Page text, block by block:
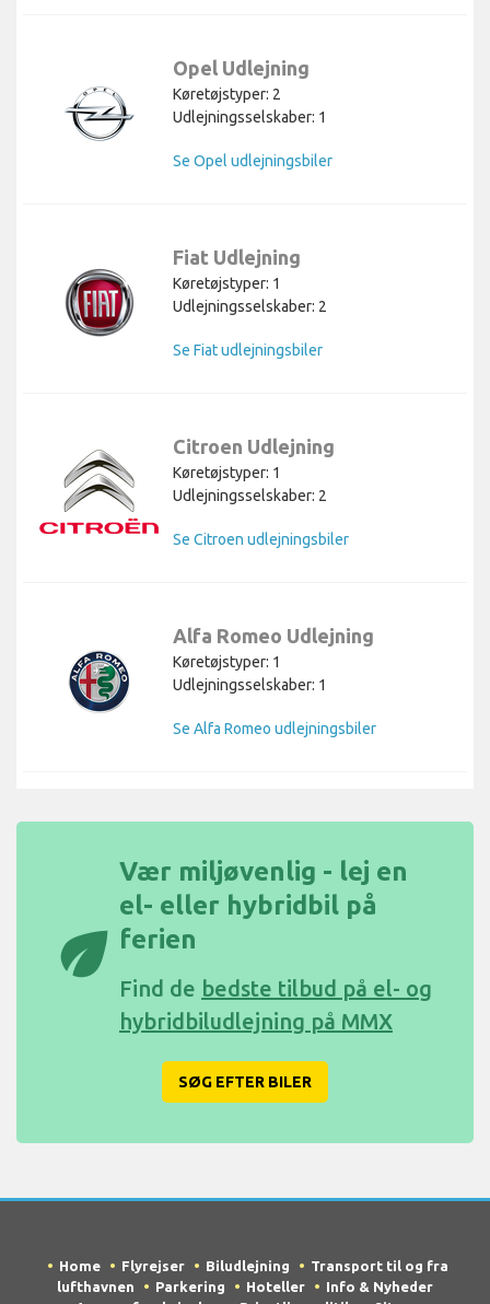
Opel Udlejning
Køretøjstyper: 2
Udlejningsselskaber: 1
Se Opel udlejningsbiler
Fiat Udlejning
Køretøjstyper: 1
Udlejningsselskaber: 2
Se Fiat udlejningsbiler
Citroen Udlejning
Køretøjstyper: 1
Udlejningsselskaber: 2
Se Citroen udlejningsbiler
Alfa Romeo Udlejning
Køretøjstyper: 1
Udlejningsselskaber: 1
Se Alfa Romeo udlejningsbiler
eco
Vær miljøvenlig - lej en
el- eller hybridbil på
ferien
Find de bedste tilbud på el- og
hybridbiludlejning på MMX
SØG EFTER BILER
Home Flyrejser Biludlejning
Transport til og fra
lufthavnen
Parkering Hoteller
Info & Nyheder